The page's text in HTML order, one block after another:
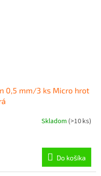
0,5 mm/3 ks Micro hrot
Skladom (>10 ks)
Do košíka